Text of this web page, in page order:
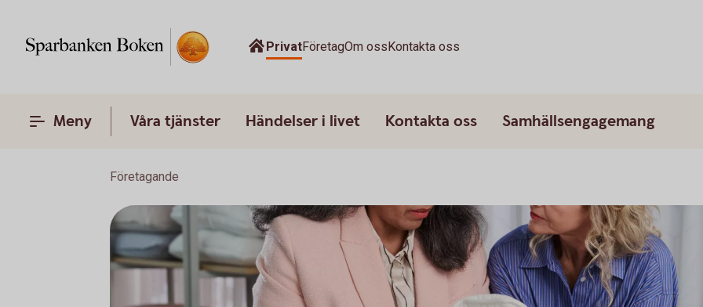
PrivatFöretagOm ossKontakta oss
Meny Våra tjänster Händelser i livet Kontakta oss Samhällsengagemang
Företagande